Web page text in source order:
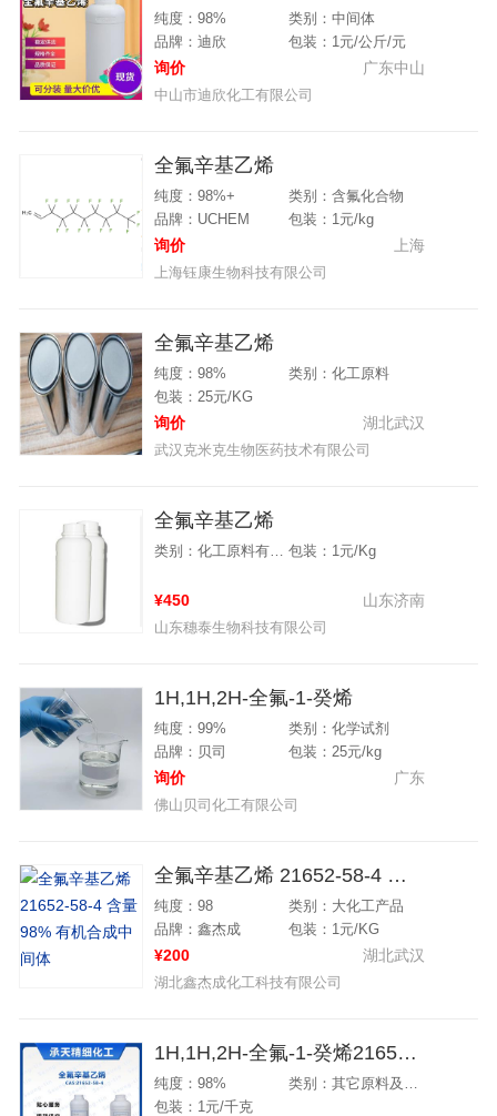
纯度：98%
类别：中间体
品牌：迪欣
包装：1元/公斤/元
询价 广东中山
中山市迪欣化工有限公司
全氟辛基乙烯
纯度：98%+
类别：含氟化合物
品牌：UCHEM
包装：1元/kg
询价 上海
上海钰康生物科技有限公司
全氟辛基乙烯
纯度：98%
类别：化工原料
包装：25元/KG
询价 湖北武汉
武汉克米克生物医药技术有限公司
全氟辛基乙烯
类别：化工原料有机化工 包装：1元/Kg
¥450 山东济南
山东穗泰生物科技有限公司
1H,1H,2H-全氟-1-癸烯
纯度：99%
类别：化学试剂
品牌：贝司
包装：25元/kg
询价 广东
佛山贝司化工有限公司
全氟辛基乙烯 21652-58-4 含量98% 有机合成中间体
纯度：98
类别：大化工产品
品牌：鑫杰成
包装：1元/KG
¥200 湖北武汉
湖北鑫杰成化工科技有限公司
1H,1H,2H-全氟-1-癸烯21652-58-4
纯度：98%
类别：其它原料及中间体
包装：1元/千克